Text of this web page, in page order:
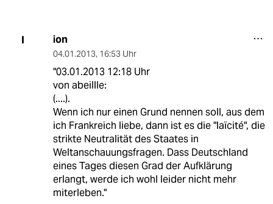
I ion
04.01.2013, 16:53 Uhr
"03.01.2013 12:18 Uhr
von abeillle:
(....).
Wenn ich nur einen Grund nennen soll, aus dem
ich Frankreich liebe, dann ist es die "laïcité", die
strikte Neutralität des Staates in
Weltanschauungsfragen. Dass Deutschland
eines Tages diesen Grad der Aufklärung
erlangt, werde ich wohl leider nicht mehr
miterleben."